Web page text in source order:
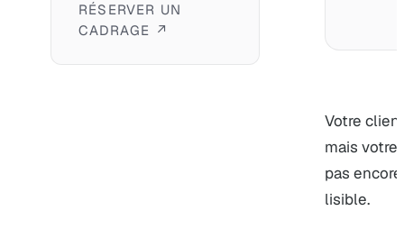
RÉSERVER UN
CADRAGE ↗
Votre
mais votre
pas
lisible.